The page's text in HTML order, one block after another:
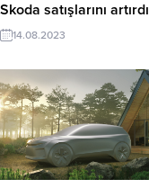
Skoda satışlarını artırdı
14.08.2023